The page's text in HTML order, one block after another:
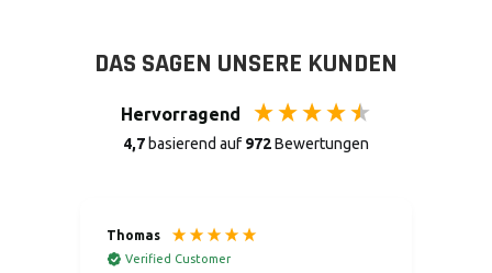
DAS SAGEN UNSERE KUNDEN
Hervorragend
4,7 basierend auf 972Bewertungen
Thomas
Verified Customer